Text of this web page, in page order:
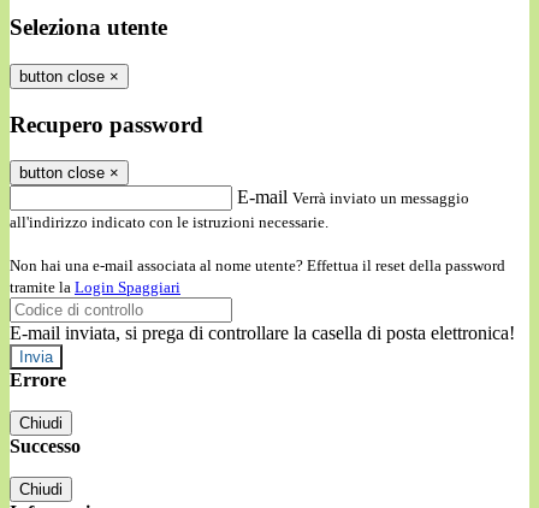
Seleziona utente
button close ×
Recupero password
button close ×
E-mail Verrà inviato un messaggio
all'indirizzo indicato con le istruzioni necessarie.
Non hai una e-mail associata al nome utente? Effettua il reset della password
tramite la Login Spaggiari
E-mail inviata, si prega di controllare la casella di posta elettronica!
Errore
Chiudi
Successo
Chiudi